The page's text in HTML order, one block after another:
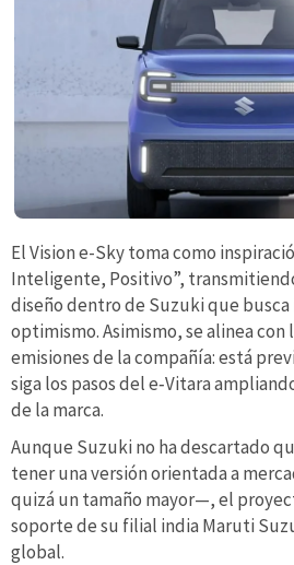
El Vision e-Sky toma como
Inteligente, Positivo”,
diseño dentro de Suzuki que
optimismo. Asimismo, se alinea
emisiones de la compañía: está
siga los pasos del e‑Vitara
de la marca.
Aunque Suzuki no ha descartado
tener una versión orientada a
quizá un tamaño mayor—, el
soporte de su filial india Maruti
global.